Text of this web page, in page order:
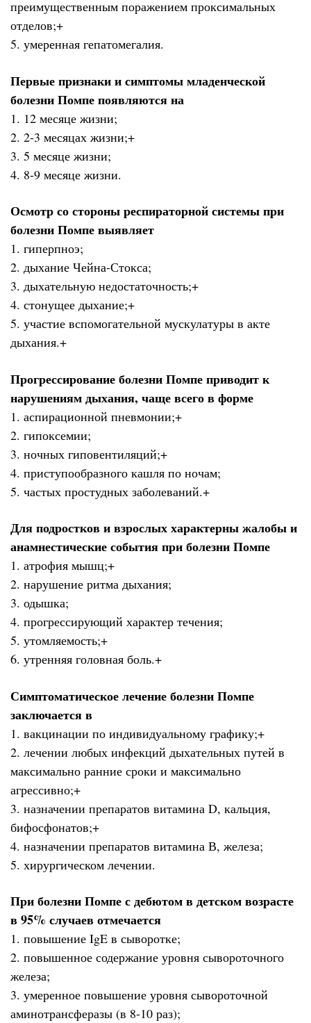
преимущественным поражением проксимальных
отделов;+
5. умеренная гепатомегалия.
Первые признаки и симптомы младенческой
болезни Помпе появляются на
1. 12 месяце жизни;
2. 2-3 месяцах жизни;+
3. 5 месяце жизни;
4. 8-9 месяце жизни.
Осмотр со стороны респираторной системы при
болезни Помпе выявляет
1. гиперпноэ;
2. дыхание Чейна-Стокса;
3. дыхательную недостаточность;+
4. стонущее дыхание;+
5. участие вспомогательной мускулатуры в акте
дыхания.+
Прогрессирование болезни Помпе приводит к
нарушениям дыхания, чаще всего в форме
1. аспирационной пневмонии;+
2. гипоксемии;
3. ночных гиповентиляций;+
4. приступообразного кашля по ночам;
5. частых простудных заболеваний.+
Для подростков и взрослых характерны жалобы и
анамнестические события при болезни Помпе
1. атрофия мышц;+
2. нарушение ритма дыхания;
3. одышка;
4. прогрессирующий характер течения;
5. утомляемость;+
6. утренняя головная боль.+
Симптоматическое лечение болезни Помпе
заключается в
1. вакцинации по индивидуальному графику;+
2. лечении любых инфекций дыхательных путей в
максимально ранние сроки и максимально
агрессивно;+
3. назначении препаратов витамина D, кальция,
бифосфонатов;+
4. назначении препаратов витамина В, железа;
5. хирургическом лечении.
При болезни Помпе с дебютом в детском возрасте
в 95% случаев отмечается
1. повышение IgE в сыворотке;
2. повышенное содержание уровня сывороточного
железа;
3. умеренное повышение уровня сывороточной
аминотрансферазы (в 8-10 раз);